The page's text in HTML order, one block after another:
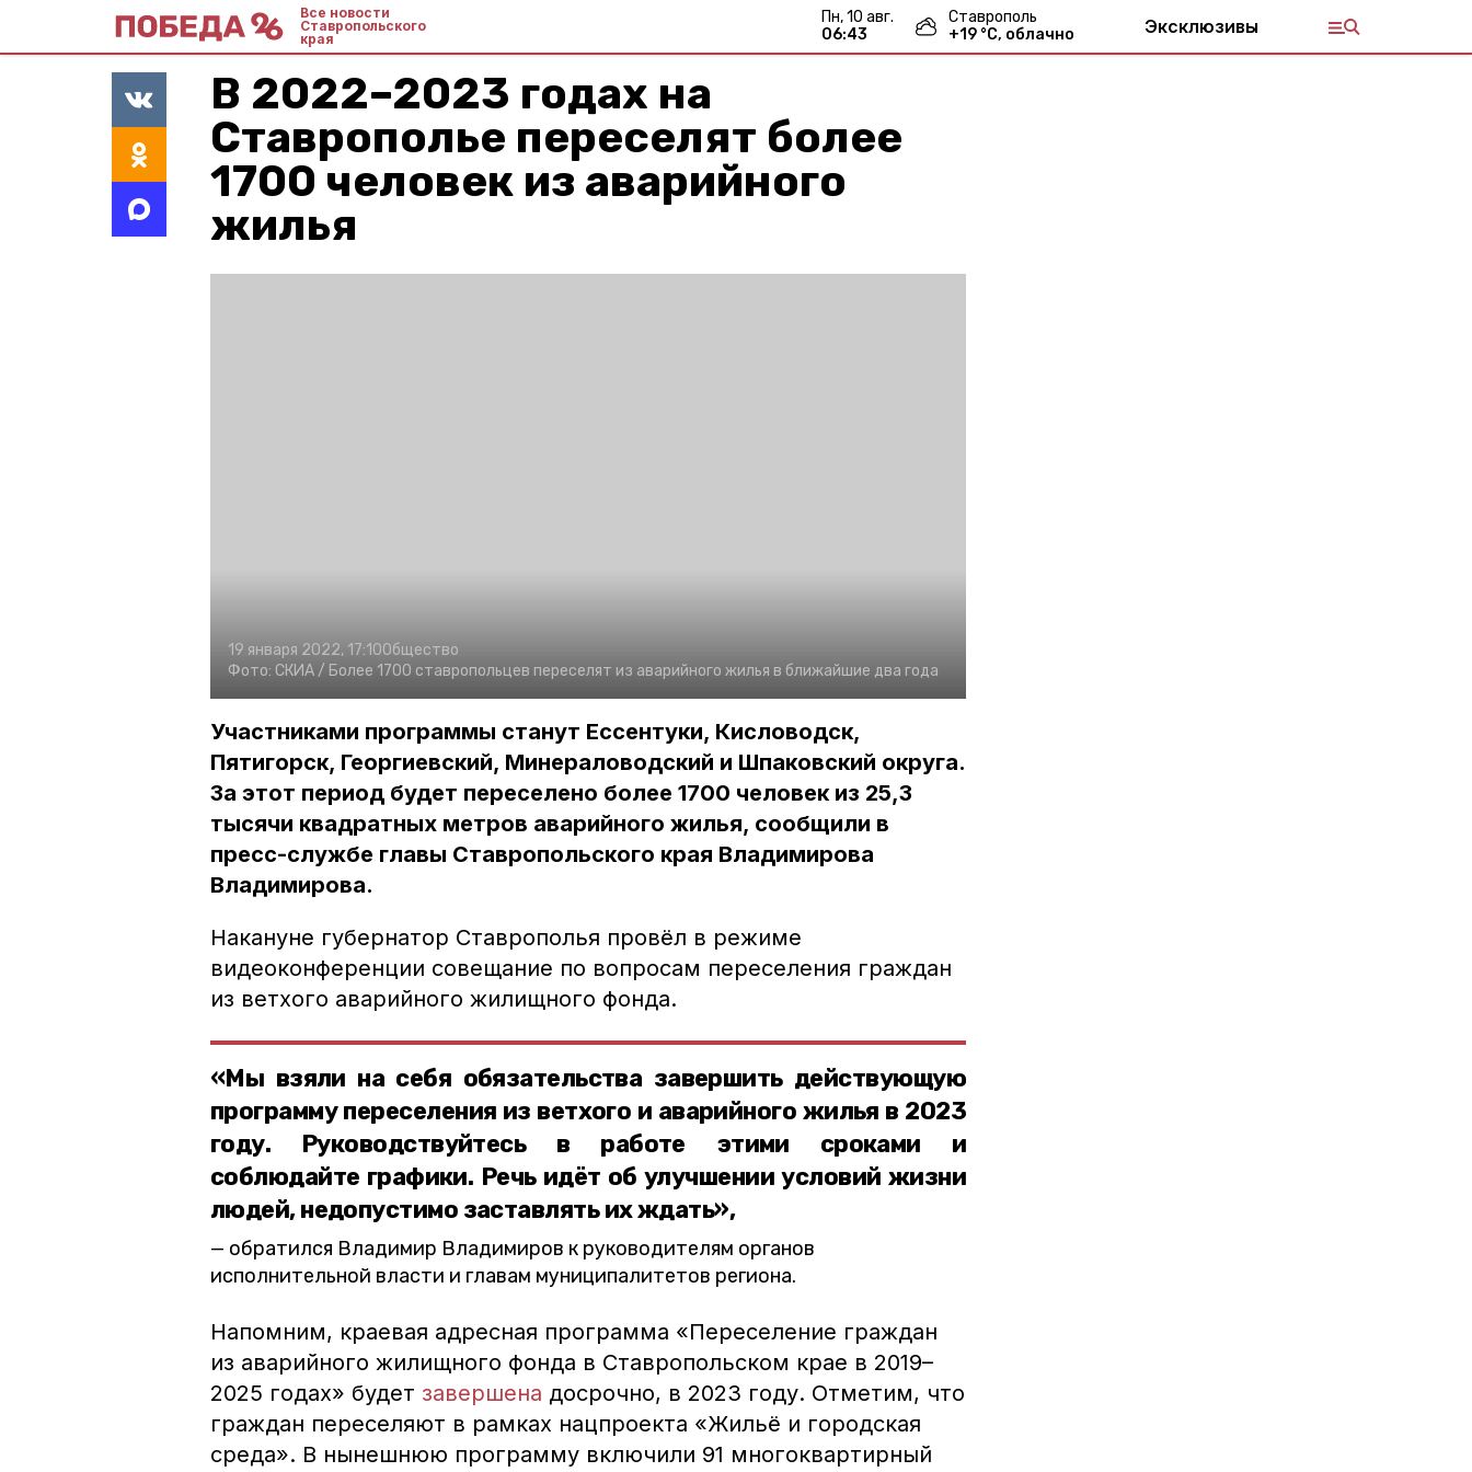
Все новости
Ставропольского
края
пн, 10 авг.
06:43
Ставрополь
+19 °С, облачно Эксклюзивы
В 2022–2023 годах на
Ставрополье переселят более
1700 человек из аварийного
жилья
19 января 2022, 17:10Общество
Фото: СКИА / Более 1700 ставропольцев переселят из аварийного жилья в ближайшие два года
Участниками программы станут Ессентуки, Кисловодск,
Пятигорск, Георгиевский, Минераловодский и Шпаковский округа.
За этот период будет переселено более 1700 человек из 25,3
тысячи квадратных метров аварийного жилья, сообщили в
пресс-службе главы Ставропольского края Владимирова
Владимирова.
Накануне губернатор Ставрополья провёл в режиме
видеоконференции совещание по вопросам переселения граждан
из ветхого аварийного жилищного фонда.
«Мы взяли на себя обязательства завершить действующую
программу переселения из ветхого и аварийного жилья в 2023
году. Руководствуйтесь в работе этими сроками и
соблюдайте графики. Речь идёт об улучшении условий жизни
людей, недопустимо заставлять их ждать»,
обратился Владимир Владимиров к руководителям органов
исполнительной власти и главам муниципалитетов региона.
Напомним, краевая адресная программа «Переселение граждан
из аварийного жилищного фонда в Ставропольском крае в 2019–
2025 годах» будет завершена досрочно, в 2023 году. Отметим, что
граждан переселяют в рамках нацпроекта «Жильё и городская
среда». В нынешнюю программу включили 91 многоквартирный